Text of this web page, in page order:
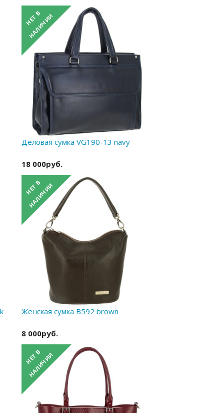
Деловая сумка VG190-13 navy
18 000руб.
Женская сумка B592 brown
8 000руб.